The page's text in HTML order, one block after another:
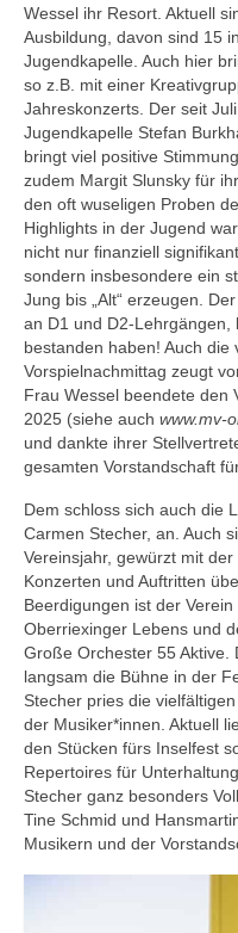
Wessel ihr Resort. Aktuell
Ausbildung, davon sind 15
Jugendkapelle. Auch hier
so z.B. mit einer
Jahreskonzerts. Der seit
Jugendkapelle Stefan
bringt viel positive
zudem Margit Slunsky für
den oft wuseligen Proben
Highlights in der Jugend
nicht nur finanziell
sondern insbesondere ein
Jung bis „Alt“ erzeugen.
an D1 und D2-
bestanden haben! Auch die
Vorspielnachmittag zeugt
Frau Wessel beendete den
2025 (siehe auch www.mv-
und dankte ihrer
gesamten Vorstandschaft
Dem schloss sich auch die
Carmen Stecher, an. Auch
Vereinsjahr, gewürzt mit
Konzerten und Auftritten
Beerdigungen ist der
Oberriexinger Lebens und
Große Orchester 55 Aktive.
langsam die Bühne in der
Stecher pries die
der Musiker*innen. Aktuell
den Stücken fürs Inselfest
Repertoires für
Stecher ganz besonders
Tine Schmid und
Musikern und der